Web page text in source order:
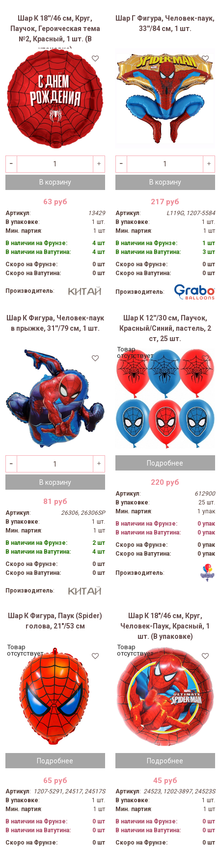
Шар К 18''/46 см, Круг,
Паучок, Героическая тема
№2, Красный, 1 шт. (В
упаковке)
В корзину
63 руб
Артикул:
13429
В упаковке:
1 шт.
Мин. партия:
1 шт
В наличии на Фрунзе:
4 шт
В наличии на Ватутина:
4 шт
Скоро на Фрунзе:
0 шт
Скоро на Ватутина:
0 шт
Производитель:
Шар Г Фигура, Человек-паук,
33''/84 см, 1 шт.
В корзину
217 руб
Артикул:
L119G, 1207-5584
В упаковке:
1 шт.
Мин. партия:
1 шт
В наличии на Фрунзе:
1 шт
В наличии на Ватутина:
3 шт
Скоро на Фрунзе:
0 шт
Скоро на Ватутина:
0 шт
Производитель:
Шар К Фигура, Человек-паук
в прыжке, 31''/79 см, 1 шт.
В корзину
81 руб
Артикул:
26306, 26306SP
В упаковке:
1 шт.
Мин. партия:
1 шт
В наличии на Фрунзе:
2 шт
В наличии на Ватутина:
4 шт
Скоро на Фрунзе:
0 шт
Скоро на Ватутина:
0 шт
Производитель:
Шар К 12''/30 см, Паучок,
Красный/Синий, пастель, 2
ст, 25 шт.
Подробнее
Товар
отсутствует
220 руб
Артикул:
612900
В упаковке:
25 шт.
Мин. партия:
1 упак
В наличии на Фрунзе:
0 упак
В наличии на Ватутина:
0 упак
Скоро на Фрунзе:
0 упак
Скоро на Ватутина:
0 упак
Производитель:
Шар К Фигура, Паук (Spider)
голова, 21"/53 см
Подробнее
Товар
отсутствует
65 руб
Артикул: 1207-5291, 24517, 24517S
В упаковке:
1 шт.
Мин. партия:
1 шт
В наличии на Фрунзе:
0 шт
В наличии на Ватутина:
0 шт
Скоро на Фрунзе:
0 шт
Шар К 18"/46 см, Круг,
Человек-Паук, Красный, 1
шт. (В упаковке)
Подробнее
Товар
отсутствует
45 руб
Артикул: 24523, 1202-3897, 24523S
В упаковке:
1 шт.
Мин. партия:
1 шт
В наличии на Фрунзе:
0 шт
В наличии на Ватутина:
0 шт
Скоро на Фрунзе:
0 шт